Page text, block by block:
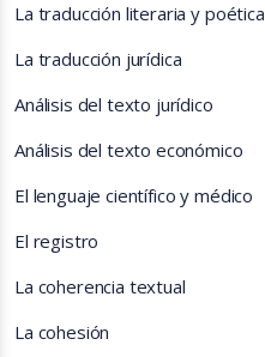
La traducción literaria y poética
La traducción jurídica
Análisis del texto jurídico
Análisis del texto económico
El lenguaje científico y médico
El registro
La coherencia textual
La cohesión